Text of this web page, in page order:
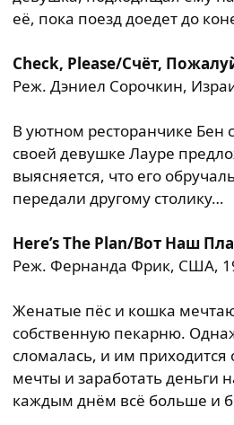
её, пока поезд доедет до
Check, Please/Счёт,
Реж. Дэниел Сорочкин,
В уютном ресторанчике Бен
своей девушке Лауре
выясняется, что его
передали другому столику…
Here’s The Plan/Вот Наш
Реж. Фернанда Фрик, США,
Женатые пёс и кошка
собственную пекарню.
сломалась, и им приходится
мечты и заработать деньги
каждым днём всё больше и